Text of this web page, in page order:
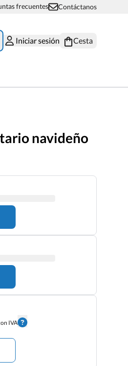
frecuentes Contáctanos
Iniciar sesión Cesta
navideño
IVA